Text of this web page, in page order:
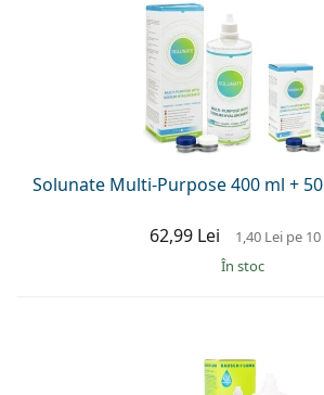
Solunate Multi-Purpose 400 ml +
62,99 Lei 1,40 Lei pe
În stoc